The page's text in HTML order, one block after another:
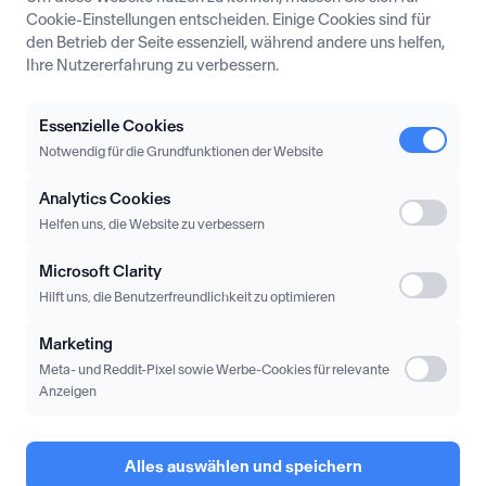
Blog
Partner Insights
Lexikon
Hilfe
Häufige Fragen
Login/Sign Up
Cookie-Einstellungen entscheiden. Einige Cookies sind für
den Betrieb der Seite essenziell, während andere uns helfen,
Ihre Nutzererfahrung zu verbessern.
Essenzielle Cookies
Notwendig für die Grundfunktionen der Website
Analytics Cookies
Helfen uns, die Website zu verbessern
Microsoft Clarity
Hilft uns, die Benutzerfreundlichkeit zu optimieren
Marketing
Meta- und Reddit-Pixel sowie Werbe-Cookies für relevante
Anzeigen
Alles auswählen und speichern